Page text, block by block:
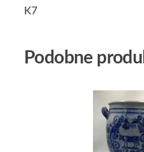
K7
Podobne